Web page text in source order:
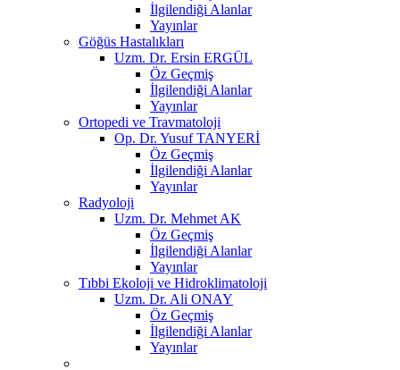
İlgilendiği Alanlar
Yayınlar
Göğüs Hastalıkları
Uzm. Dr. Ersin ERGÜL
Öz Geçmiş
İlgilendiği Alanlar
Yayınlar
Ortopedi ve Travmatoloji
Op. Dr. Yusuf TANYERİ
Öz Geçmiş
İlgilendiği Alanlar
Yayınlar
Radyoloji
Uzm. Dr. Mehmet AK
Öz Geçmiş
İlgilendiği Alanlar
Yayınlar
Tıbbi Ekoloji ve Hidroklimatoloji
Uzm. Dr. Ali ONAY
Öz Geçmiş
İlgilendiği Alanlar
Yayınlar